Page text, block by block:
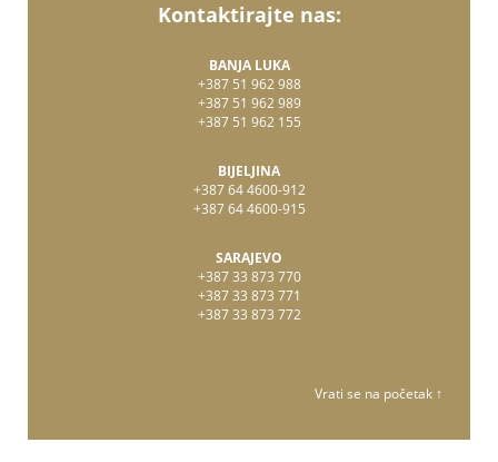
Kontaktirajte nas:
BANJA LUKA
+387 51 962 988
+387 51 962 989
+387 51 962 155
BIJELJINA
+387 64 4600-912
+387 64 4600-915
SARAJEVO
+387 33 873 770
+387 33 873 771
+387 33 873 772
Vrati se na početak ↑